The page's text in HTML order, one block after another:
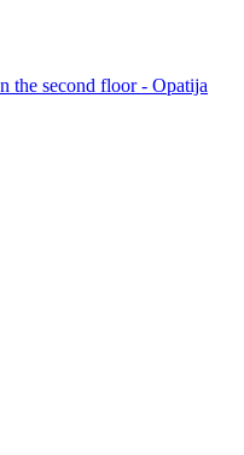
the second floor - Opatija